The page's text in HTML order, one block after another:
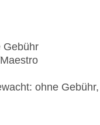
Gebühr
ohne